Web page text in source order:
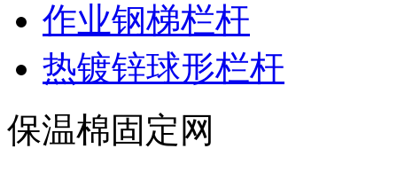
作业钢梯栏杆
热镀锌球形栏杆
保温棉固定网